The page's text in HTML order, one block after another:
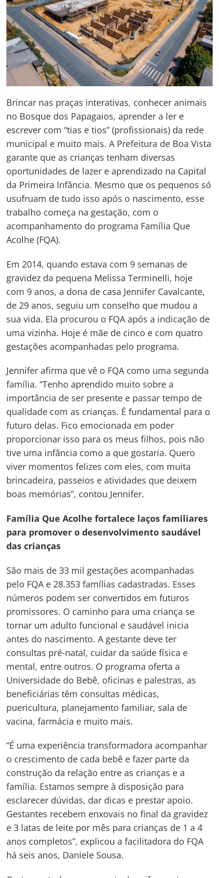
Brincar nas praças interativas, conhecer animais
no Bosque dos Papagaios, aprender a ler e
escrever com “tias e tios” (profissionais) da rede
municipal e muito mais. A Prefeitura de Boa Vista
garante que as crianças tenham diversas
oportunidades de lazer e aprendizado na Capital
da Primeira Infância. Mesmo que os pequenos só
usufruam de tudo isso após o nascimento, esse
trabalho começa na gestação, com o
acompanhamento do programa Família Que
Acolhe (FQA).
Em 2014, quando estava com 9 semanas de
gravidez da pequena Melissa Terminelli, hoje
com 9 anos, a dona de casa Jennifer Cavalcante,
de 29 anos, seguiu um conselho que mudou a
sua vida. Ela procurou o FQA após a indicação de
uma vizinha. Hoje é mãe de cinco e com quatro
gestações acompanhadas pelo programa.
Jennifer afirma que vê o FQA como uma segunda
família. “Tenho aprendido muito sobre a
importância de ser presente e passar tempo de
qualidade com as crianças. É fundamental para o
futuro delas. Fico emocionada em poder
proporcionar isso para os meus filhos, pois não
tive uma infância como a que gostaria. Quero
viver momentos felizes com eles, com muita
brincadeira, passeios e atividades que deixem
boas memórias”, contou Jennifer.
Família Que Acolhe fortalece laços familiares
para promover o desenvolvimento saudável
das crianças
São mais de 33 mil gestações acompanhadas
pelo FQA e 28.353 famílias cadastradas. Esses
números podem ser convertidos em futuros
promissores. O caminho para uma criança se
tornar um adulto funcional e saudável inicia
antes do nascimento. A gestante deve ter
consultas pré-natal, cuidar da saúde física e
mental, entre outros. O programa oferta a
Universidade do Bebê, oficinas e palestras, as
beneficiárias têm consultas médicas,
puericultura, planejamento familiar, sala de
vacina, farmácia e muito mais.
“É uma experiência transformadora acompanhar
o crescimento de cada bebê e fazer parte da
construção da relação entre as crianças e a
família. Estamos sempre à disposição para
esclarecer dúvidas, dar dicas e prestar apoio.
Gestantes recebem enxovais no final da gravidez
e 3 latas de leite por mês para crianças de 1 a 4
anos completos”, explicou a facilitadora do FQA
há seis anos, Daniele Sousa.
Navegação